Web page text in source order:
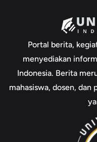
Portal berita,
menyediakan
Indonesia. Berita
mahasiswa, dosen,